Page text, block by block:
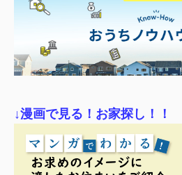
↓漫画で見る！お家探し！！